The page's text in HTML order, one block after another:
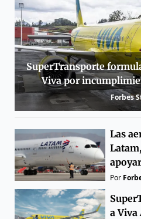
SuperTransporte
Viva por
Forbes
Las
Por
a Viva